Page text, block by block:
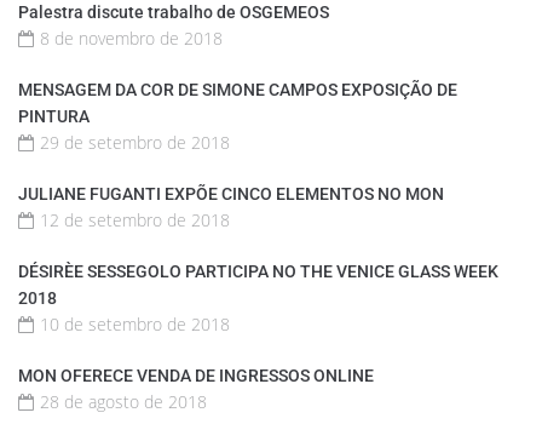
Palestra discute trabalho de OSGEMEOS
8 de novembro de 2018
MENSAGEM DA COR DE SIMONE CAMPOS EXPOSIÇÃO DE
PINTURA
29 de setembro de 2018
JULIANE FUGANTI EXPÕE CINCO ELEMENTOS NO MON
12 de setembro de 2018
DÉSIRÈE SESSEGOLO PARTICIPA NO THE VENICE GLASS WEEK
2018
10 de setembro de 2018
MON OFERECE VENDA DE INGRESSOS ONLINE
28 de agosto de 2018